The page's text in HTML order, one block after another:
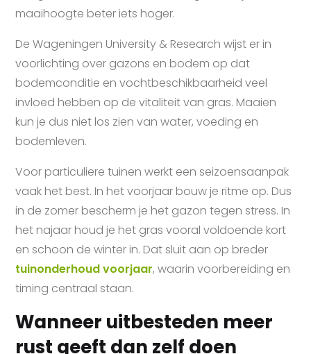
maaihoogte beter iets hoger.
De Wageningen University & Research wijst er in
voorlichting over gazons en bodem op dat
bodemconditie en vochtbeschikbaarheid veel
invloed hebben op de vitaliteit van gras. Maaien
kun je dus niet los zien van water, voeding en
bodemleven.
Voor particuliere tuinen werkt een seizoensaanpak
vaak het best. In het voorjaar bouw je ritme op. Dus
in de zomer bescherm je het gazon tegen stress. In
het najaar houd je het gras vooral voldoende kort
en schoon de winter in. Dat sluit aan op breder
tuinonderhoud voorjaar, waarin voorbereiding en
timing centraal staan.
Wanneer uitbesteden meer
rust geeft dan zelf doen